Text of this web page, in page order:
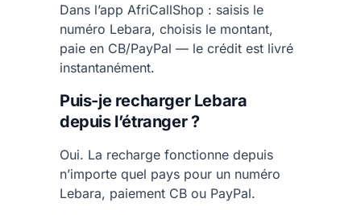
Dans l’app AfriCallShop : saisis le
numéro Lebara, choisis le montant,
paie en CB/PayPal — le crédit est livré
instantanément.
Puis-je recharger Lebara
depuis l’étranger ?
Oui. La recharge fonctionne depuis
n’importe quel pays pour un numéro
Lebara, paiement CB ou PayPal.